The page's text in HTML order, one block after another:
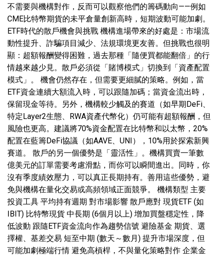
不需要與機構對作，反而可以觀察他們的籌碼動向——例如
CME比特幣期貨的未平倉量創新高時，短期波動可能加劇。
ETF時代的散戶機會與挑戰 機構進場帶來的好處是：市場流
動性提升、詐騙項目減少、法規環境更友善。但挑戰也很明
顯：超額報酬變得困難，過去那種「隨便買都能翻倍」的行
情越來越少見。散戶必須從「賭博模式」切換到「資產配置
模式」。 機會仍然存在，但需要更細膩的策略。例如，當
ETF資金連續大額流入時，可以跟隨加碼；當資金流出時，
保留現金等待。另外，機構較少觸及的賽道（如早期DeFi、
特定Layer2生態、RWA資產代幣化）仍可能有超額報酬，但
風險也更高。建議將70%資金配置在比特幣和以太幣，20%
配置在藍籌DeFi協議（如AAVE、UNI），10%用於探索新興
賽道。 散戶的另一個優勢是「靈活性」。機構買賣一筆數
億美元的訂單需要考慮滑點，而你可以瞬間進出。同時，你
沒有季度績效壓力，可以真正長期持有。善用這些優勢，避
免與機構在量化交易或高頻領域正面競爭。 機構類型 主要
投資工具 平均持有週期 對市場影響 散戶應對 現貨ETF (如
IBIT) 比特幣現貨 中長期 (6個月以上) 增加買盤穩定性，降
低波動 跟隨ETF資金流向作為趨勢信號 避險基金 期貨、選
擇權、基差交易 短至中期 (數天～數月) 提升市場深度，但
可能加劇極端行情 避免高槓桿，不與量化策略對作 企業金